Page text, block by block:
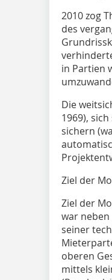
2010 zog
des
in Partien
Die
1969),
sichern
Ziel der
Ziel der
war
seiner
oberen
mittels